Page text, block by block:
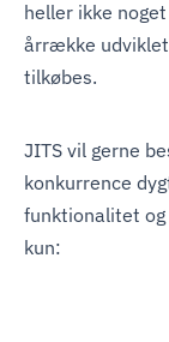
heller ikke
årrække
tilkøbes.
JITS vil gerne
konkurrence
funktionalitet
kun: